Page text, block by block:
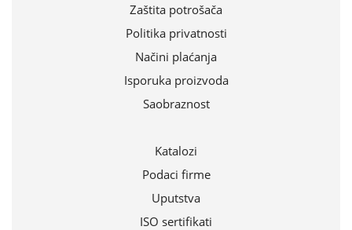
Zaštita potrošača
Politika privatnosti
Načini plaćanja
Isporuka proizvoda
Saobraznost
Katalozi
Podaci firme
Uputstva
ISO sertifikati